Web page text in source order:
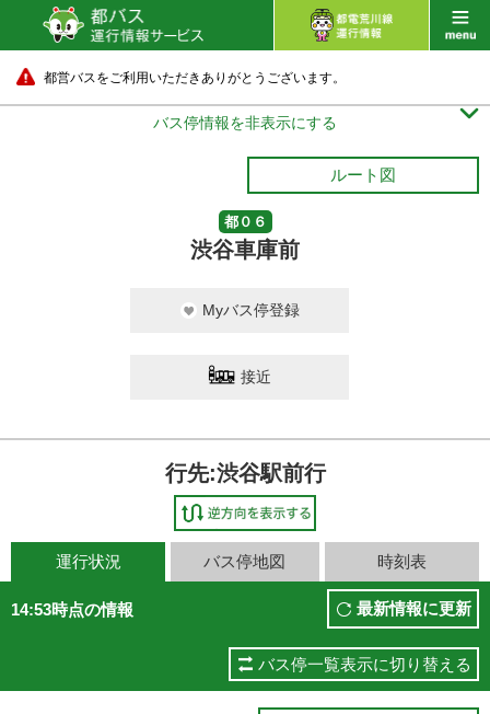
都営バスをご利用いただきありがとうございます。
バス停情報を非表示にする 
ルート図
都０６
渋谷車庫前
Myバス停登録
接近
行先:渋谷駅前行
運行状況 バス停地図 時刻表
14:53時点の情報 最新情報に更新
バス停一覧表示に切り替える